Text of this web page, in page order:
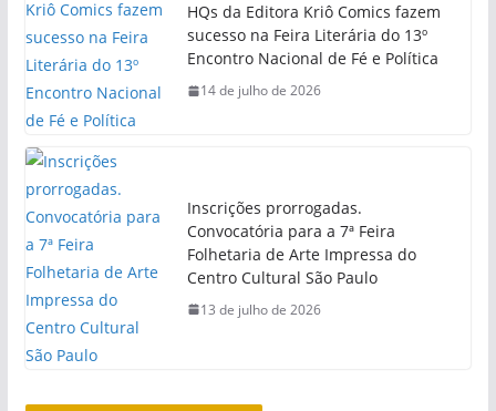
HQs da Editora Kriô Comics fazem
sucesso na Feira Literária do 13º
Encontro Nacional de Fé e Política
14 de julho de 2026
Inscrições prorrogadas.
Convocatória para a 7ª Feira
Folhetaria de Arte Impressa do
Centro Cultural São Paulo
13 de julho de 2026